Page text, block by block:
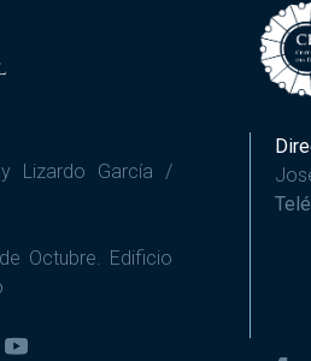
Lizardo García /
Octubre. Edificio